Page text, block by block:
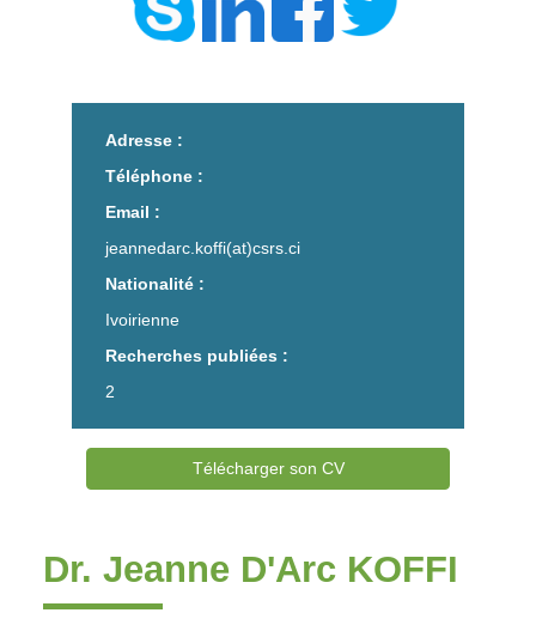
Adresse :
Téléphone :
Email :
jeannedarc.koffi(at)csrs.ci
Nationalité :
Ivoirienne
Recherches publiées :
2
Télécharger son CV
Dr. Jeanne D'Arc KOFFI